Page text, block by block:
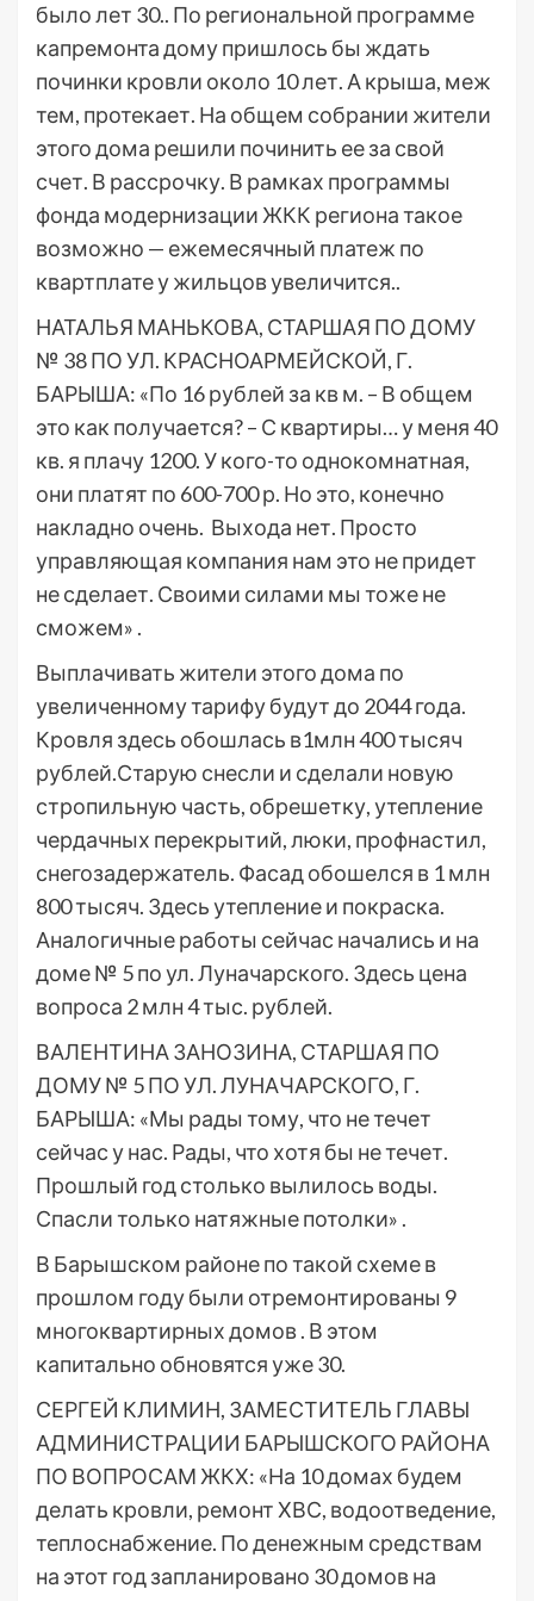
было лет 30.. По региональной программе
капремонта дому пришлось бы ждать
починки кровли около 10 лет. А крыша, меж
тем, протекает. На общем собрании жители
этого дома решили починить ее за свой
счет. В рассрочку. В рамках программы
фонда модернизации ЖКК региона такое
возможно — ежемесячный платеж по
квартплате у жильцов увеличится..
НАТАЛЬЯ МАНЬКОВА, СТАРШАЯ ПО ДОМУ
№ 38 ПО УЛ. КРАСНОАРМЕЙСКОЙ, Г.
БАРЫША: «По 16 рублей за кв м. – В общем
это как получается? – С квартиры… у меня 40
кв. я плачу 1200. У кого-то однокомнатная,
они платят по 600-700 р. Но это, конечно
накладно очень. Выхода нет. Просто
управляющая компания нам это не придет
не сделает. Своими силами мы тоже не
сможем» .
Выплачивать жители этого дома по
увеличенному тарифу будут до 2044 года.
Кровля здесь обошлась в1млн 400 тысяч
рублей.Старую снесли и сделали новую
стропильную часть, обрешетку, утепление
чердачных перекрытий, люки, профнастил,
снегозадержатель. Фасад обошелся в 1 млн
800 тысяч. Здесь утепление и покраска.
Аналогичные работы сейчас начались и на
доме № 5 по ул. Луначарского. Здесь цена
вопроса 2 млн 4 тыс. рублей.
ВАЛЕНТИНА ЗАНОЗИНА, СТАРШАЯ ПО
ДОМУ № 5 ПО УЛ. ЛУНАЧАРСКОГО, Г.
БАРЫША: «Мы рады тому, что не течет
сейчас у нас. Рады, что хотя бы не течет.
Прошлый год столько вылилось воды.
Спасли только натяжные потолки» .
В Барышском районе по такой схеме в
прошлом году были отремонтированы 9
многоквартирных домов . В этом
капитально обновятся уже 30.
СЕРГЕЙ КЛИМИН, ЗАМЕСТИТЕЛЬ ГЛАВЫ
АДМИНИСТРАЦИИ БАРЫШСКОГО РАЙОНА
ПО ВОПРОСАМ ЖКХ: «На 10 домах будем
делать кровли, ремонт ХВС, водоотведение,
теплоснабжение. По денежным средствам
на этот год запланировано 30 домов на